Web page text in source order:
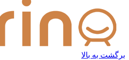
برگشت به بالا